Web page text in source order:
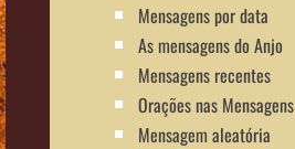
Mensagens por data
As mensagens do Anjo
Mensagens recentes
Orações nas Mensagens
Mensagem aleatória